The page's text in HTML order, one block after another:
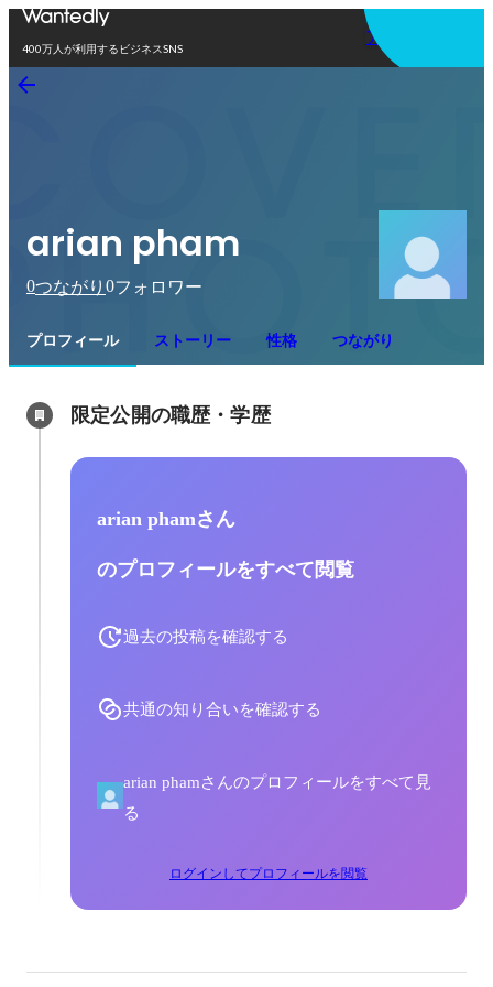
400万人が利用するビジネスSNS
アプリを使う
arian pham
0つながり 0フォロワー
プロフィール ストーリー 性格 つながり
限定公開の職歴・学歴
arian phamさん
のプロフィールをすべて閲覧
過去の投稿を確認する
共通の知り合いを確認する
arian phamさんのプロフィールをすべて見
る
ログインしてプロフィールを閲覧